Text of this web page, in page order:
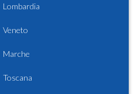
Lombardia
Veneto
Marche
Toscana